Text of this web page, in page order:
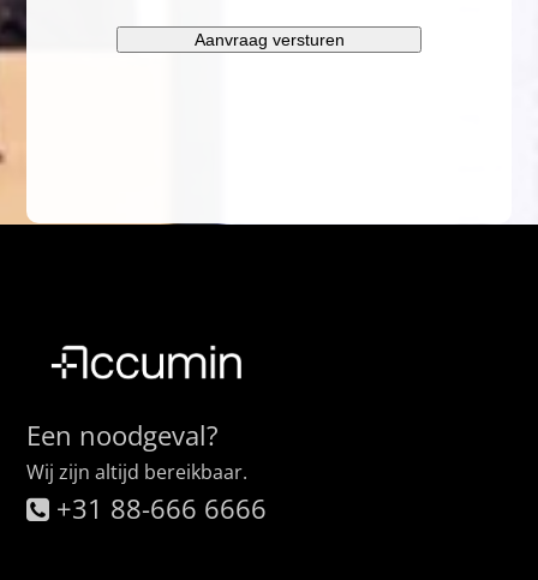
Een noodgeval?
Wij zijn altijd bereikbaar.
+31 88-666 6666